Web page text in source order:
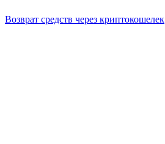
Возврат средств через криптокошелек